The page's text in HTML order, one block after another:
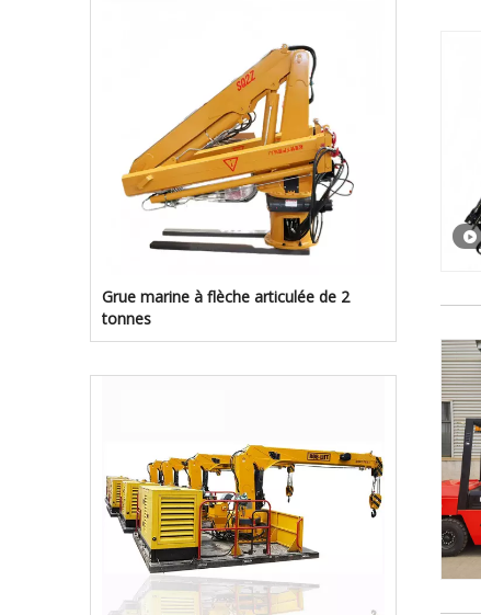
Grue marine à flèche articulée de 2
tonnes